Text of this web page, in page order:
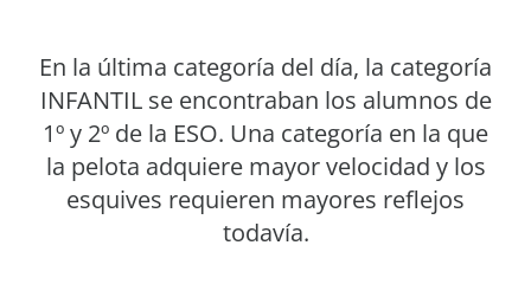
En la última categoría del día, la categoría
INFANTIL se encontraban los alumnos de
1º y 2º de la ESO. Una categoría en la que
la pelota adquiere mayor velocidad y los
esquives requieren mayores reflejos
todavía.